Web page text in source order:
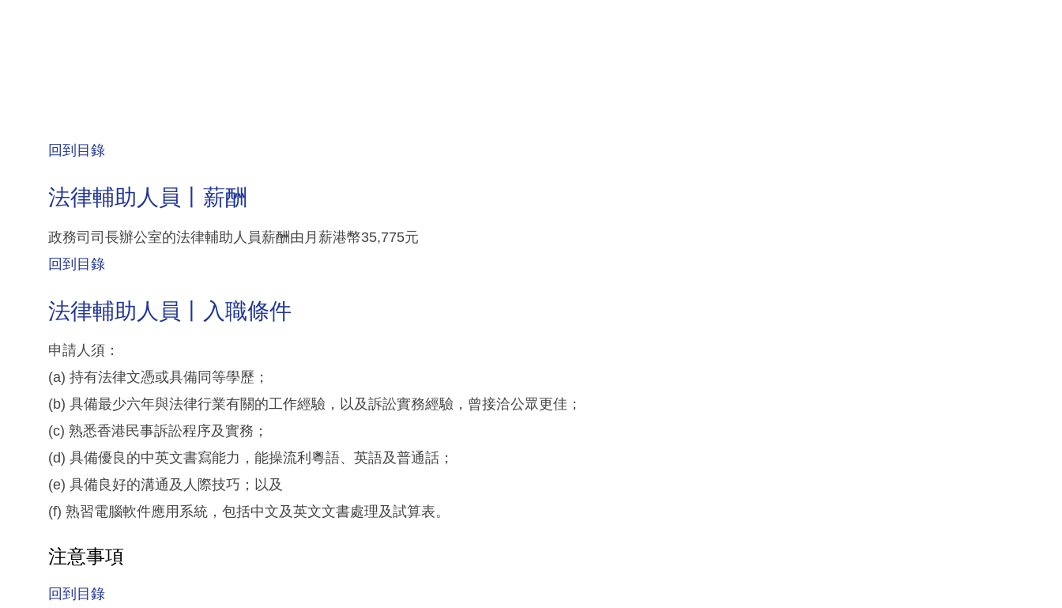
回到目錄
法律輔助人員丨薪酬
政務司司長辦公室的法律輔助人員薪酬由月薪港幣35,775元
回到目錄
法律輔助人員丨入職條件
申請人須：
(a) 持有法律文憑或具備同等學歷；
(b) 具備最少六年與法律行業有關的工作經驗，以及訴訟實務經驗，曾接洽公眾更佳；
(c) 熟悉香港民事訴訟程序及實務；
(d) 具備優良的中英文書寫能力，能操流利粵語、英語及普通話；
(e) 具備良好的溝通及人際技巧；以及
(f) 熟習電腦軟件應用系統，包括中文及英文文書處理及試算表。
注意事項
回到目錄